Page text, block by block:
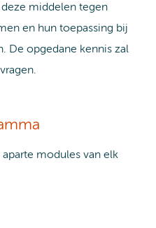
middelen tegen
en hun toepassing bij
De opgedane kennis zal
modules van elk